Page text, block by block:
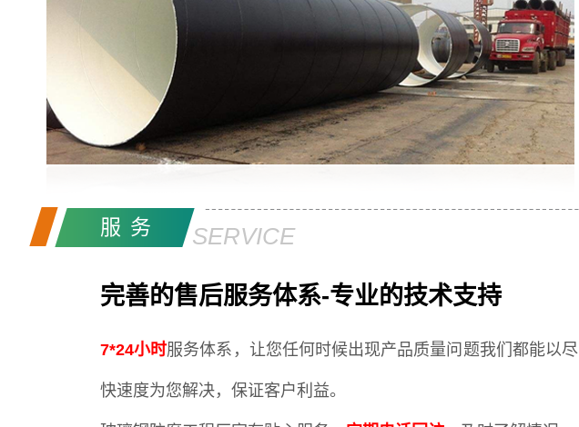
服务 SERVICE
完善的售后服务体系-专业的技术支持
7*24小时服务体系，让您任何时候出现产品质量问题我们都能以尽
快速度为您解决，保证客户利益。